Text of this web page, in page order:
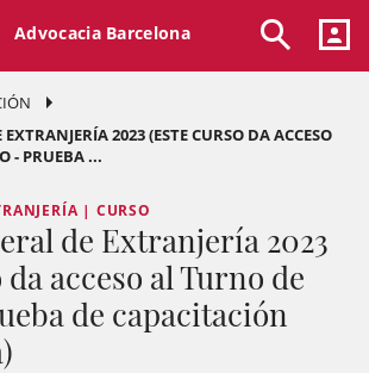
Advocacia Barcelona
2023 (ESTE CURSO DA ACCESO
- PRUEBA ...
| CURSO
de Extranjería 2023
acceso al Turno de
de capacitación